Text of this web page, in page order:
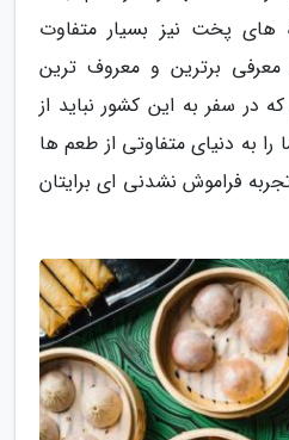
های پخت نیز بسیار متفاوت
معرفی برترین و معروف ترین
در سفر به این کشور نباید از
به دنیای متفاوتی از طعم ها
فراموش نشدنی ای برایتان